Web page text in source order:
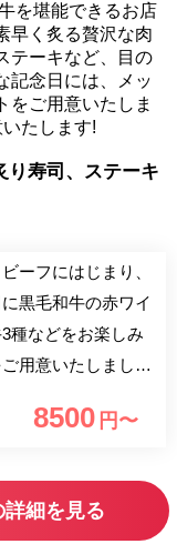
を堪能できるお店
早く炙る贅沢な肉
テーキなど、目の
記念日には、メッ
をご用意いたしま
たします!
り寿司、ステーキ
ーフにはじまり、
黒毛和牛の赤ワイ
種などをお楽しみ
用意いたしまし
した時間をお楽し
8500 円〜
細を見る